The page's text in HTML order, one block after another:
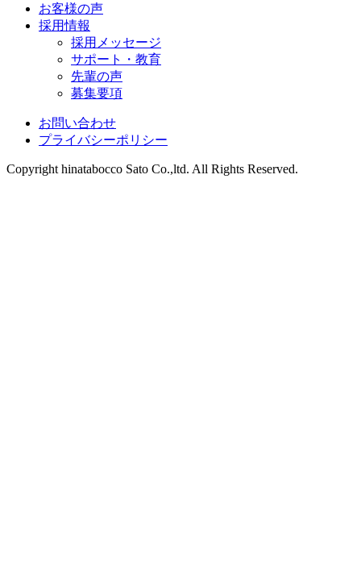
お客様の声
採用情報
採用メッセージ
サポート・教育
先輩の声
募集要項
お問い合わせ
プライバシーポリシー
Copyright hinatabocco Sato Co.,ltd. All Rights Reserved.